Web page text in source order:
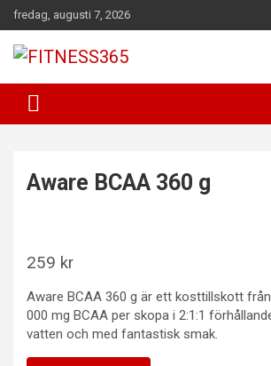
Hoppa
till
innehåll
fredag, augusti 7, 2026
FITNESS365
Aware BCAA 360 g
259 kr
Aware BCAA 360 g är ett kosttillskott
000 mg BCAA per skopa i 2:1:1
vatten och med fantastisk smak.